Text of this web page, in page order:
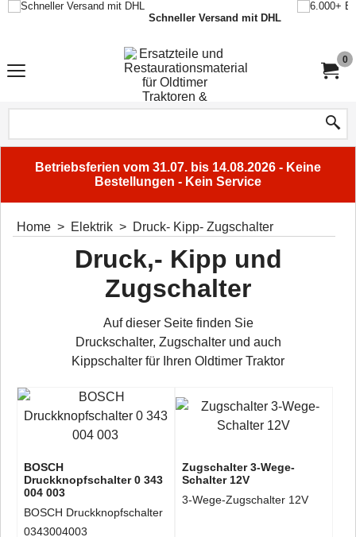
Schneller Versand mit DHL
0
Betriebsferien vom 31.07. bis 14.08.2026 - Keine
Bestellungen - Kein Service
Home > Elektrik > Druck- Kipp- Zugschalter
Druck,- Kipp und
Zugschalter
Auf dieser Seite finden Sie
Druckschalter, Zugschalter und auch
Kippschalter für Ihren Oldtimer Traktor
BOSCH
Druckknopfschalter 0 343
004 003
BOSCH Druckknopfschalter
0343004003
Zugschalter 3-Wege-
Schalter 12V
3-Wege-Zugschalter 12V